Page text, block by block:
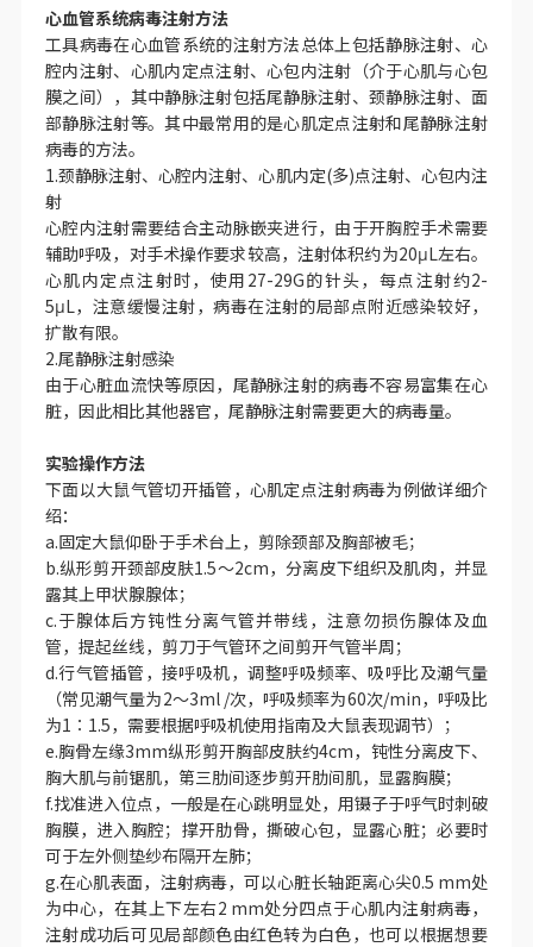
心血管系统病毒注射方法
工具病毒在心血管系统的注射方法总体上包括静脉注射、心
腔内注射、心肌内定点注射、心包内注射（介于心肌与心包
膜之间），其中静脉注射包括尾静脉注射、颈静脉注射、面
部静脉注射等。其中最常用的是心肌定点注射和尾静脉注射
病毒的方法。
1.颈静脉注射、心腔内注射、心肌内定(多)点注射、心包内注
射
心腔内注射需要结合主动脉嵌夹进行，由于开胸腔手术需要
辅助呼吸，对手术操作要求较高，注射体积约为20μL左右。
心肌内定点注射时，使用27-29G的针头，每点注射约2-
5μL，注意缓慢注射，病毒在注射的局部点附近感染较好，
扩散有限。
2.尾静脉注射感染
由于心脏血流快等原因，尾静脉注射的病毒不容易富集在心
脏，因此相比其他器官，尾静脉注射需要更大的病毒量。
实验操作方法
下面以大鼠气管切开插管，心肌定点注射病毒为例做详细介
绍：
a.固定大鼠仰卧于手术台上，剪除颈部及胸部被毛；
b.纵形剪开颈部皮肤1.5～2cm，分离皮下组织及肌肉，并显
露其上甲状腺腺体；
c.于腺体后方钝性分离气管并带线，注意勿损伤腺体及血
管，提起丝线，剪刀于气管环之间剪开气管半周；
d.行气管插管，接呼吸机，调整呼吸频率、吸呼比及潮气量
（常见潮气量为2～3ml /次，呼吸频率为60次/min，呼吸比
为1∶1.5，需要根据呼吸机使用指南及大鼠表现调节）；
e.胸骨左缘3mm纵形剪开胸部皮肤约4cm，钝性分离皮下、
胸大肌与前锯肌，第三肋间逐步剪开肋间肌，显露胸膜；
f.找准进入位点，一般是在心跳明显处，用镊子于呼气时刺破
胸膜，进入胸腔；撑开肋骨，撕破心包，显露心脏；必要时
可于左外侧垫纱布隔开左肺；
g.在心肌表面，注射病毒，可以心脏长轴距离心尖0.5 mm处
为中心，在其上下左右2 mm处分四点于心肌内注射病毒，
注射成功后可见局部颜色由红色转为白色，也可以根据想要